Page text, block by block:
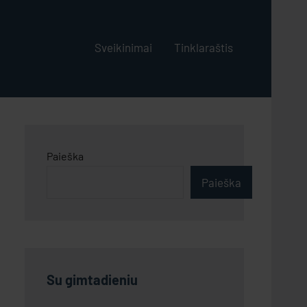
Sveikinimai Tinklaraštis
Paieška
Paieška
Su gimtadieniu